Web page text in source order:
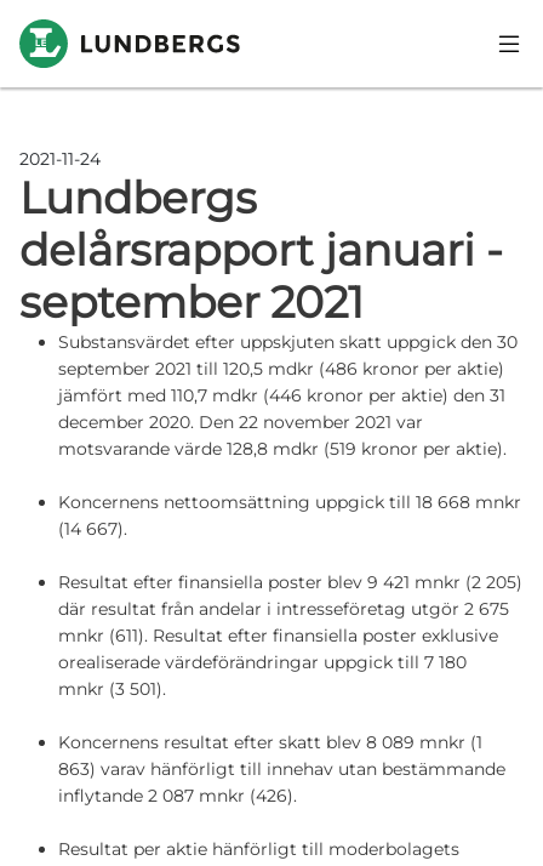
Skip to main content
2021-11-24
Lundbergs
delårsrapport januari -
september 2021
Substansvärdet efter uppskjuten skatt uppgick den 30
september 2021 till 120,5 mdkr (486 kronor per aktie)
jämfört med 110,7 mdkr (446 kronor per aktie) den 31
december 2020. Den 22 november 2021 var
motsvarande värde 128,8 mdkr (519 kronor per aktie).
Koncernens nettoomsättning uppgick till 18 668 mnkr
(14 667).
Resultat efter finansiella poster blev 9 421 mnkr (2 205)
där resultat från andelar i intresseföretag utgör 2 675
mnkr (611). Resultat efter finansiella poster exklusive
orealiserade värdeförändringar uppgick till 7 180
mnkr (3 501).
Koncernens resultat efter skatt blev 8 089 mnkr (1
863) varav hänförligt till innehav utan bestämmande
inflytande 2 087 mnkr (426).
Resultat per aktie hänförligt till moderbolagets